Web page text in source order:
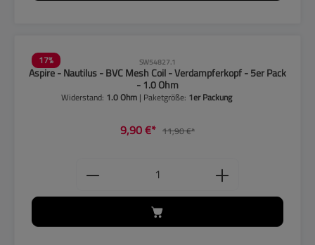
17% SW54827.1
Aspire - Nautilus - BVC Mesh Coil - Verdampferkopf - 5er Pack
- 1.0 Ohm
Widerstand: 1.0 Ohm | Paketgröße: 1er Packung
9,90 €* 11,90 €*
Produkt Anzahl: Gib den